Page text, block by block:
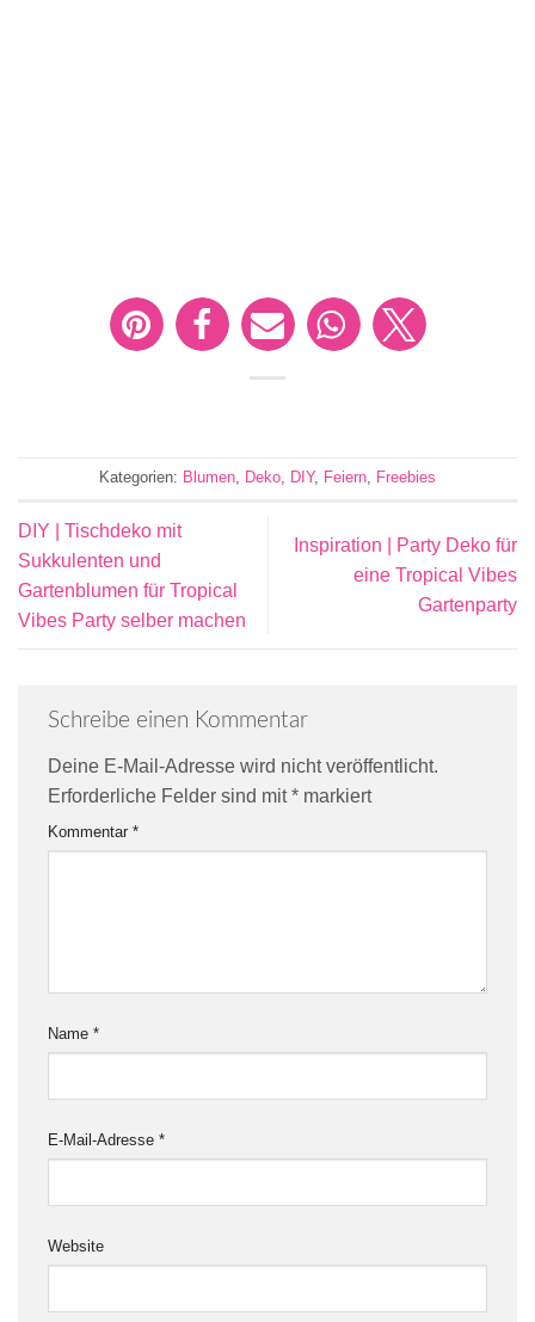
Kategorien: Blumen, Deko, DIY, Feiern, Freebies
DIY | Tischdeko mit
Sukkulenten und
Gartenblumen für Tropical
Vibes Party selber machen
Inspiration | Party Deko für
eine Tropical Vibes
Gartenparty
Schreibe einen Kommentar
Deine E-Mail-Adresse wird nicht veröffentlicht.
Erforderliche Felder sind mit* markiert
Kommentar *
Name *
E-Mail-Adresse *
Website